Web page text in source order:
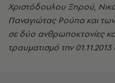
Χριστόδουλου Ξηρού,
Παναγιώτας Ρούπα και
σε δύο ανθρωποκτονίες
τραυματισμό την